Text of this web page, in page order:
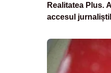
Realitatea Plus.
accesul